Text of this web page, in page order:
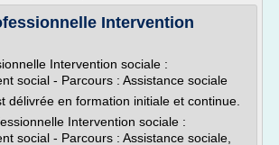
Intervention
Intervention sociale :
social - Parcours : Assistance sociale
délivrée en formation initiale et continue.
Intervention sociale :
social - Parcours : Assistance sociale,